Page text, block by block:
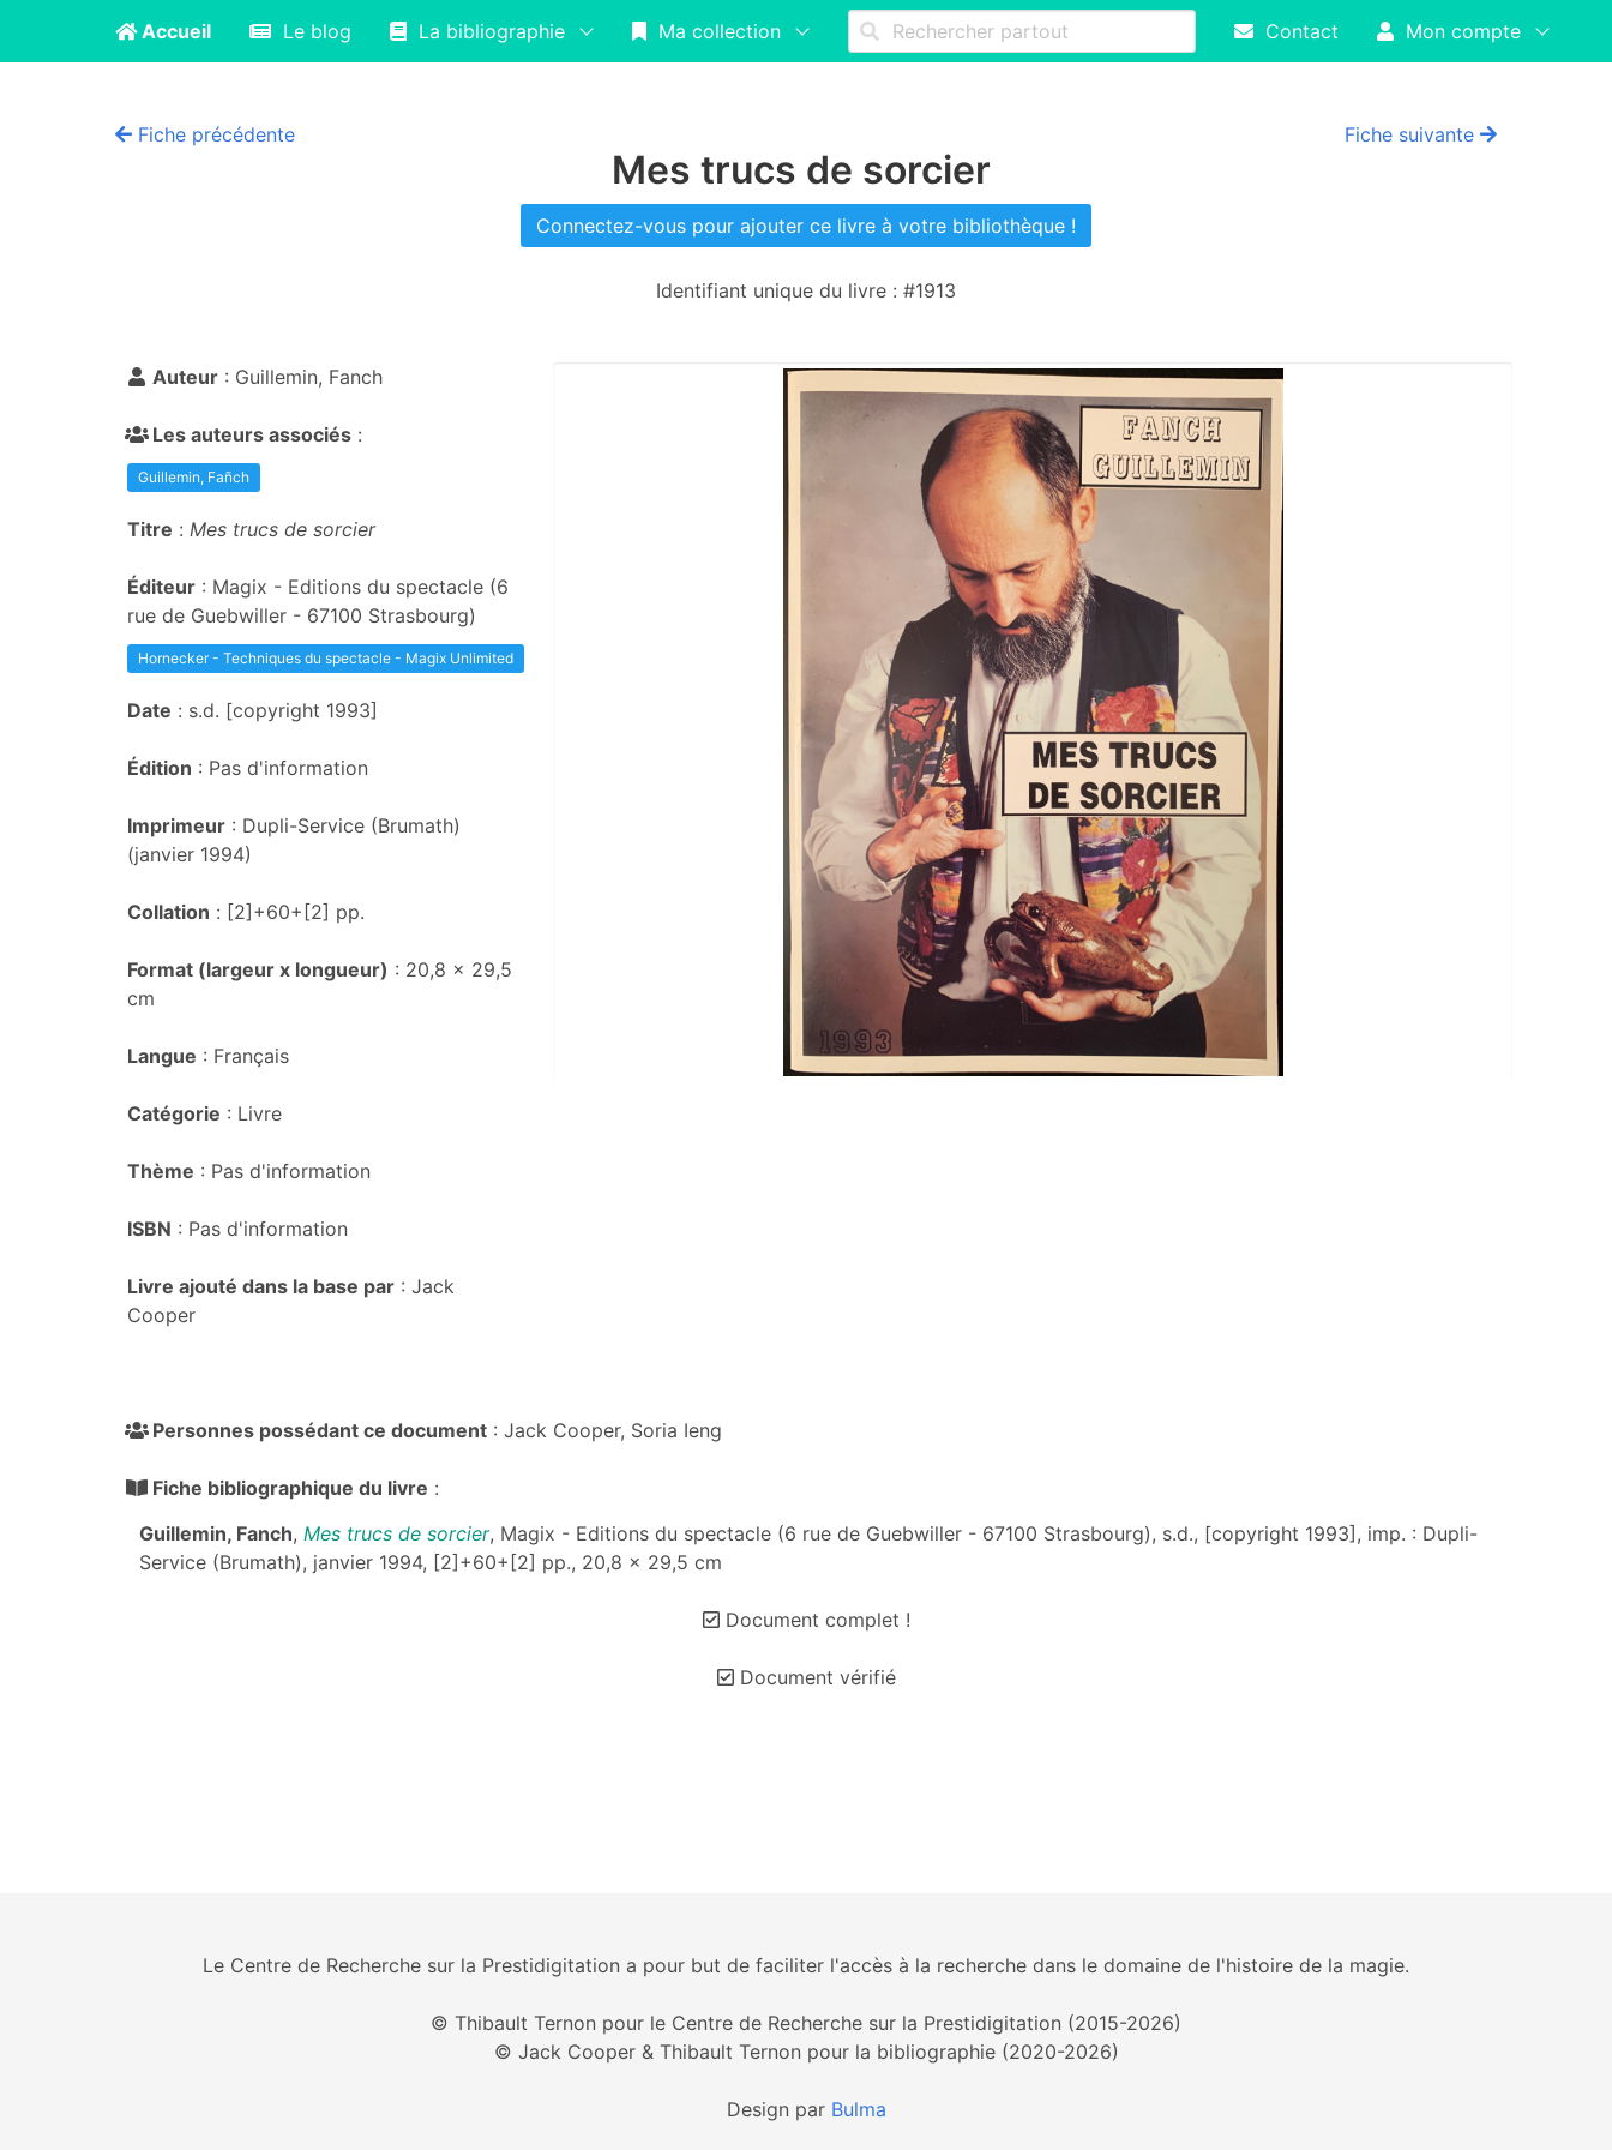
Accueil Le blog La bibliographie Ma collection Contact Mon compte
Fiche précédente Fiche suivante
Mes trucs de sorcier
Connectez-vous pour ajouter ce livre à votre bibliothèque !
Identifiant unique du livre : #1913
Auteur : Guillemin, Fanch
Les auteurs associés :
Guillemin, Fañch
Titre : Mes trucs de sorcier
Éditeur : Magix - Editions du spectacle (6
rue de Guebwiller - 67100 Strasbourg)
Hornecker - Techniques du spectacle - Magix Unlimited
Date : s.d. [copyright 1993]
Édition : Pas d'information
Imprimeur : Dupli-Service (Brumath)
(janvier 1994)
Collation : [2]+60+[2] pp.
Format (largeur x longueur) : 20,8 x 29,5
cm
Langue : Français
Catégorie : Livre
Thème : Pas d'information
ISBN : Pas d'information
Livre ajouté dans la base par : Jack
Cooper
Personnes possédant ce document : Jack Cooper, Soria Ieng
Fiche bibliographique du livre :
Guillemin, Fanch, Mes trucs de sorcier, Magix - Editions du spectacle (6 rue de Guebwiller - 67100 Strasbourg), s.d., [copyright 1993], imp. : Dupli-
Service (Brumath), janvier 1994, [2]+60+[2] pp., 20,8 x 29,5 cm
Document complet !
Document vérifié
Le Centre de Recherche sur la Prestidigitation a pour but de faciliter l'accès à la recherche dans le domaine de l'histoire de la magie.
© Thibault Ternon pour le Centre de Recherche sur la Prestidigitation (2015-2026)
© Jack Cooper & Thibault Ternon pour la bibliographie (2020-2026)
Design par Bulma